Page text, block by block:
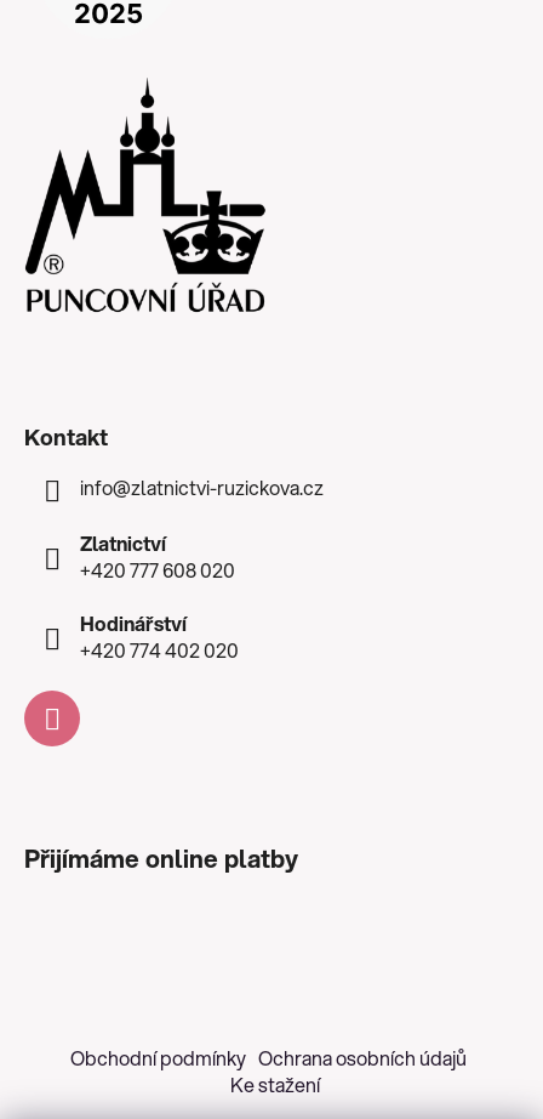
Kontakt
info@zlatnictvi-ruzickova.cz
Zlatnictví
+420 777 608 020
Hodinářství
+420 774 402 020
Přijímáme online platby
Obchodní podmínky Ochrana osobních údajů
Ke stažení